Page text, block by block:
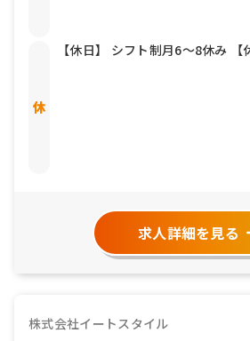
【休日】 シフト制月6～8休み
求人詳細を見る
株式会社イートスタイル